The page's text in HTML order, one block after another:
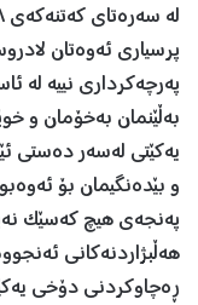
پرسیاری ئەوەتان
پەرچەکرداری نییە لە
بەڵێنمان بەخۆمان و
یەکێتی لەسەر دەستی
و بێدەنگیمان بۆ
پەنجەی هیچ کەسێک
هەڵبژاردنەکانی
ڕەچاوکردنی دۆخی